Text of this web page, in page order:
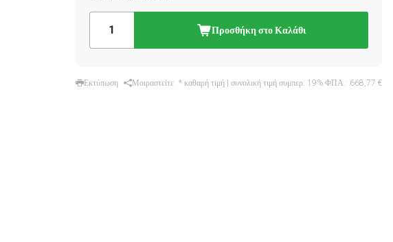
Προσθήκη στο Καλάθι
Εκτύπωση Μοιραστείτε * καθαρή τιμή | συνολική τιμή συμπερ. 19% ΦΠΑ.: 668,77 €